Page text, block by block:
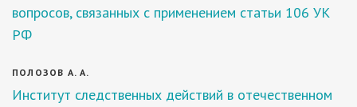
вопросов, связанных с применением статьи 106 УК
РФ
ПОЛОЗОВ А. А.
Институт следственных действий в отечественном